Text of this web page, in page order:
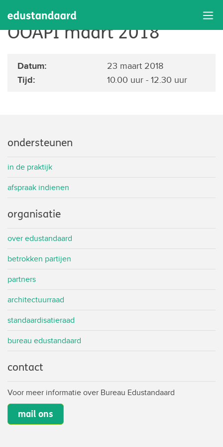
Bijeenkomst werkgroep
OOAPI maart 2018
Datum: 23 maart 2018
Tijd: 10.00 uur - 12.30 uur
ondersteunen
in de praktijk
afspraak indienen
organisatie
over edustandaard
betrokken partijen
partners
architectuurraad
standaardisatieraad
bureau edustandaard
contact
Voor meer informatie over Bureau Edustandaard
mail ons